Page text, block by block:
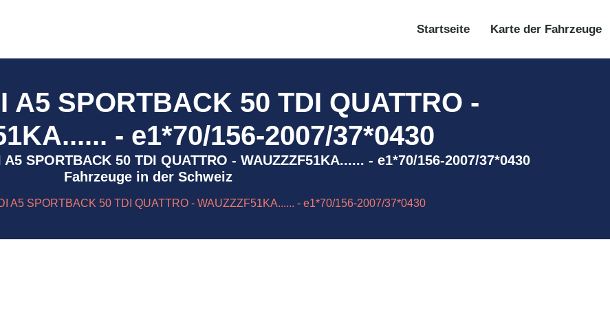
Startseite Karte der Fahrzeuge
A5 SPORTBACK 50 TDI QUATTRO -
- e1*70/156-2007/37*0430
SPORTBACK 50 TDI QUATTRO - WAUZZZF51KA...... - e1*70/156-2007/37*0430
Fahrzeuge in der Schweiz
A5 SPORTBACK 50 TDI QUATTRO - WAUZZZF51KA...... - e1*70/156-2007/37*0430